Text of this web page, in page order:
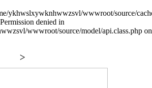
ykhwslxywknhwwzsvl/wwwroot/source/
denied in
wwwroot/source/model/api.class.php on
>